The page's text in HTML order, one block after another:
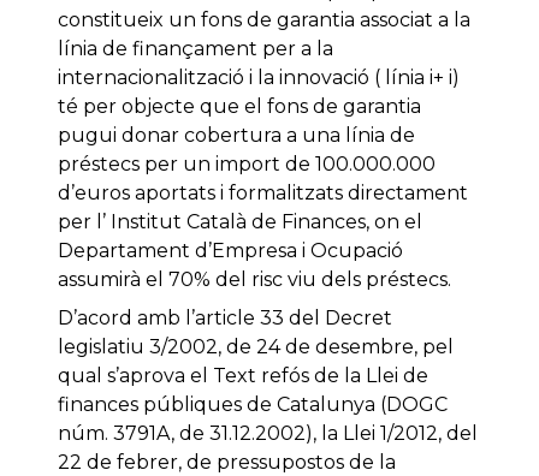
constitueix un fons de garantia associat a la
línia de finançament per a la
internacionalització i la innovació ( línia i+ i)
té per objecte que el fons de garantia
pugui donar cobertura a una línia de
préstecs per un import de 100.000.000
d’euros aportats i formalitzats directament
per l’ Institut Català de Finances, on el
Departament d’Empresa i Ocupació
assumirà el 70% del risc viu dels préstecs.
D’acord amb l’article 33 del Decret
legislatiu 3/2002, de 24 de desembre, pel
qual s’aprova el Text refós de la Llei de
finances públiques de Catalunya (DOGC
núm. 3791A, de 31.12.2002), la Llei 1/2012, del
22 de febrer, de pressupostos de la